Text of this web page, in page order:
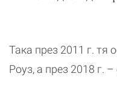
Така през 2011 г.
Роуз, а през 2018 г.